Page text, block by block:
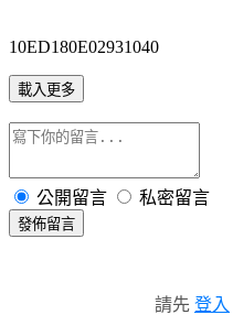
10ED180E02931040
載入更多
公開留言 私密留言
發佈留言
請先 登入